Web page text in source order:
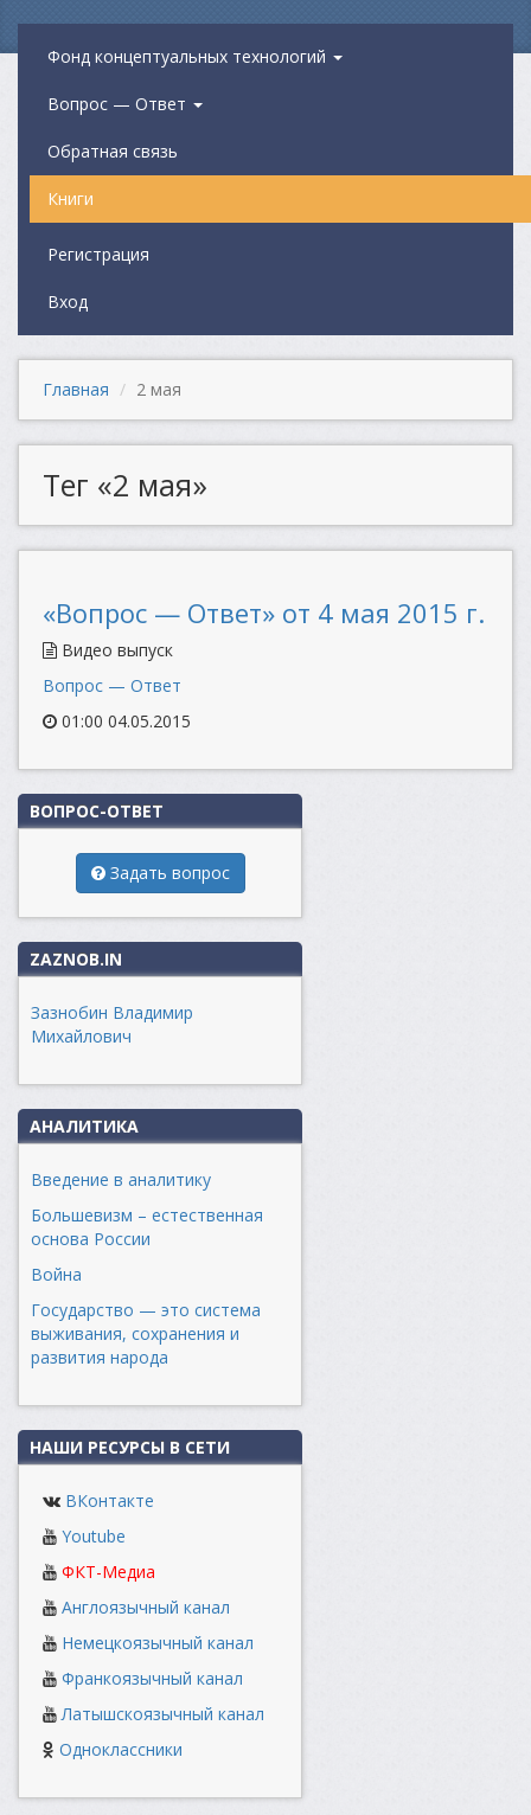
Фонд концептуальных технологий
Вопрос — Ответ
Обратная связь
Книги
Регистрация
Вход
Главная 2 мая
Тег «2 мая»
«Вопрос — Ответ» от 4 мая 2015 г.
Видео выпуск
Вопрос — Ответ
01:00 04.05.2015
ВОПРОС-ОТВЕТ
Задать вопрос
ZAZNOB.IN
Зазнобин Владимир
Михайлович
АНАЛИТИКА
Введение в аналитику
Большевизм – естественная
основа России
Война
Государство — это система
выживания, сохранения и
развития народа
НАШИ РЕСУРСЫ В СЕТИ
ВКонтакте
Youtube
ФКТ-Медиа
Англоязычный канал
Немецкоязычный канал
Франкоязычный канал
Латышскоязычный канал
Одноклассники